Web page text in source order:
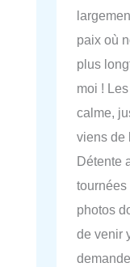
paix où
plus
moi !
calme,
viens de
Détente
photos
de venir